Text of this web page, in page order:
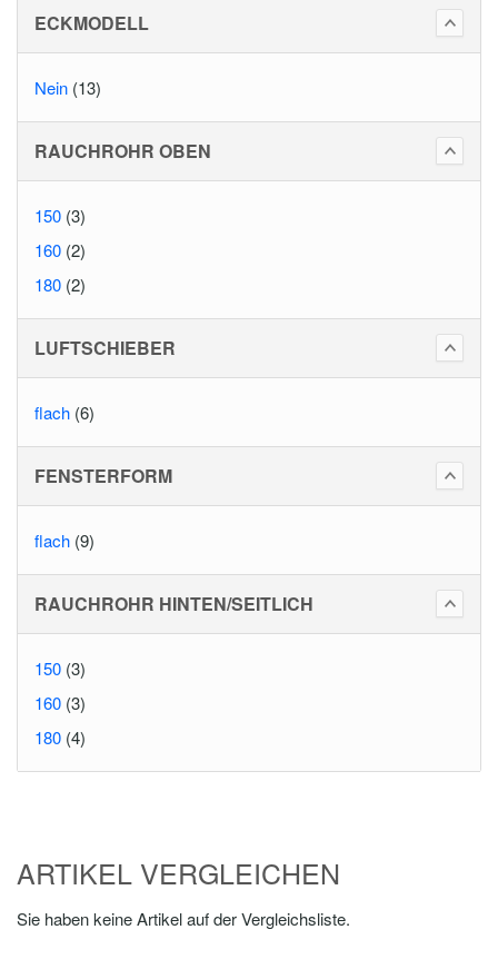
ECKMODELL
Nein (13)
RAUCHROHR OBEN
150 (3)
160 (2)
180 (2)
LUFTSCHIEBER
flach (6)
FENSTERFORM
flach (9)
RAUCHROHR HINTEN/SEITLICH
150 (3)
160 (3)
180 (4)
ARTIKEL VERGLEICHEN
Sie haben keine Artikel auf der Vergleichsliste.